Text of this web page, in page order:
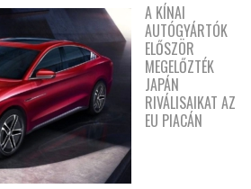
A KÍNAI
AUTÓGYÁRTÓK
ELŐSZÖR
MEGELŐZTÉK
JAPÁN
RIVÁLISAIKAT AZ
EU PIACÁN